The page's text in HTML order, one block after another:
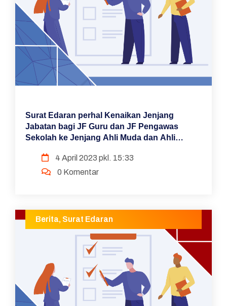
Surat Edaran perhal Kenaikan Jenjang
Jabatan bagi JF Guru dan JF Pengawas
Sekolah ke Jenjang Ahli Muda dan Ahli
4 April 2023 pkl. 15:33
0 Komentar
Berita, Surat Edaran